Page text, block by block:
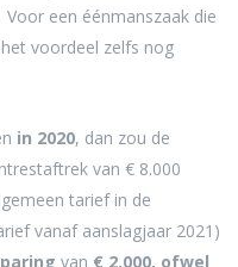
een éénmanszaak die
voordeel zelfs nog
in 2020, dan zou de
van € 8.000
tarief in de
vanaf aanslagjaar 2021)
van € 2.000, ofwel